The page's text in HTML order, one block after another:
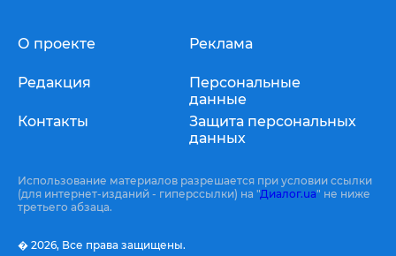
О проекте
Редакция
Контакты
Реклама
Персональные
данные
Защита персональных
данных
Использование материалов разрешается при условии ссылки
(для интернет-изданий - гиперссылки) на "Диалог.ua" не ниже
третьего абзаца.
� 2026, Все права защищены.